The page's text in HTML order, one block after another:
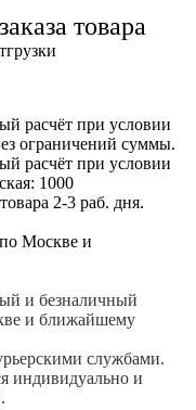
товара
расчёт при условии
ограничений суммы.
расчёт при условии
1000
2-3 раб. дня.
Москве и
и безналичный
и ближайшему
службами.
индивидуально и